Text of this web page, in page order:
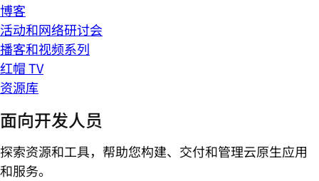
博客
活动和网络研讨会
播客和视频系列
红帽 TV
资源库
面向开发人员
探索资源和工具，帮助您构建、交付和管理云原生应用
和服务。